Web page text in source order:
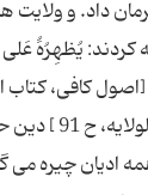
داد. و ولایت
کردند: یُظهِرُهَُ
[اصول کافی،
نتف من
ادیان چیره می